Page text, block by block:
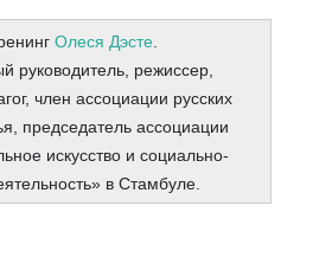
Олеся Дэсте.
руководитель, режиссер,
член ассоциации русских
председатель ассоциации
искусство и социально-
в Стамбуле.